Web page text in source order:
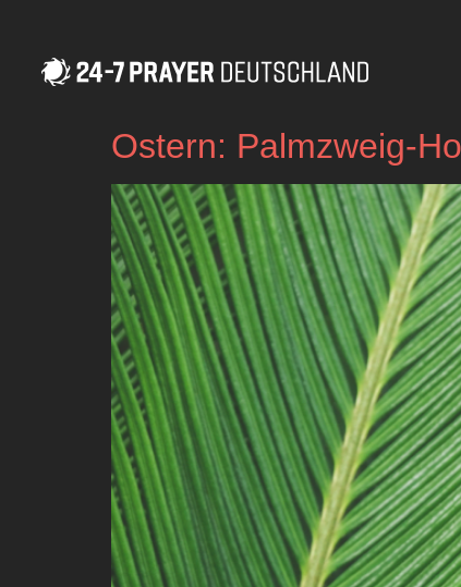
Ostern: Palmzweig-